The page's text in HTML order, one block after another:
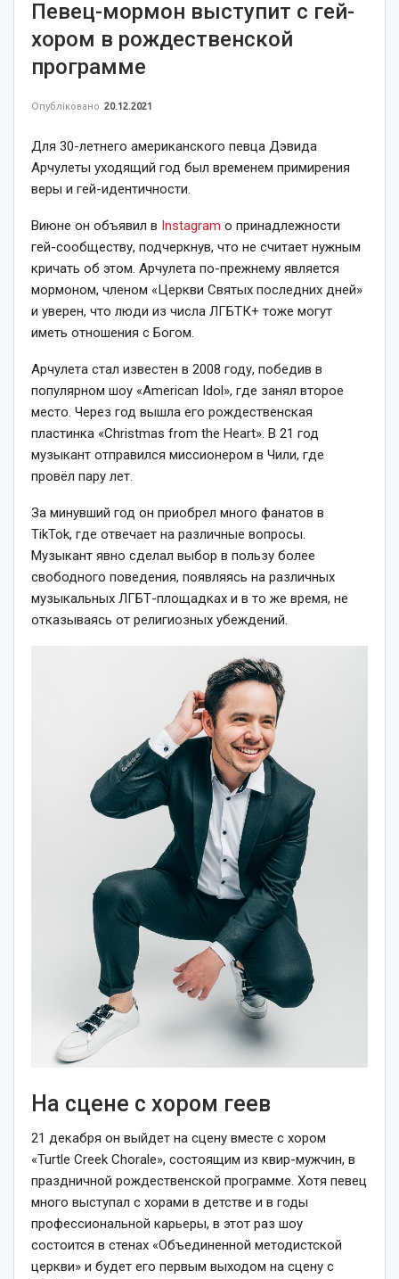
Певец-мормон выступит с гей-
хором в рождественской
программе
Опубліковано 20.12.2021
Для 30-летнего американского певца Дэвида
Арчулеты уходящий год был временем примирения
веры и гей-идентичности.
Виюне он объявил в Instagram о принадлежности
гей-сообществу, подчеркнув, что не считает нужным
кричать об этом. Арчулета по-прежнему является
мормоном, членом «Церкви Святых последних дней»
и уверен, что люди из числа ЛГБТК+ тоже могут
иметь отношения с Богом.
Арчулета стал известен в 2008 году, победив в
популярном шоу «American Idol», где занял второе
место. Через год вышла его рождественская
пластинка «Christmas from the Heart». В 21 год
музыкант отправился миссионером в Чили, где
провёл пару лет.
За минувший год он приобрел много фанатов в
TikTok, где отвечает на различные вопросы.
Музыкант явно сделал выбор в пользу более
свободного поведения, появляясь на различных
музыкальных ЛГБТ-площадках и в то же время, не
отказываясь от религиозных убеждений.
На сцене с хором геев
21 декабря он выйдет на сцену вместе с хором
«Turtle Creek Chorale», состоящим из квир-мужчин, в
праздничной рождественской программе. Хотя певец
много выступал с хорами в детстве и в годы
профессиональной карьеры, в этот раз шоу
состоится в стенах «Объединенной методистской
церкви» и будет его первым выходом на сцену с